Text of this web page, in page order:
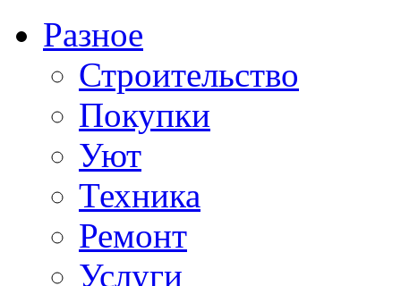
Разное
Строительство
Покупки
Уют
Техника
Ремонт
Услуги